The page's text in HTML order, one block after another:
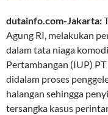
dutainfo.com-Jakarta:
Agung RI, melakukan
dalam tata niaga
Pertambangan (IUP)
didalam proses
halangan sehingga
tersangka kasus